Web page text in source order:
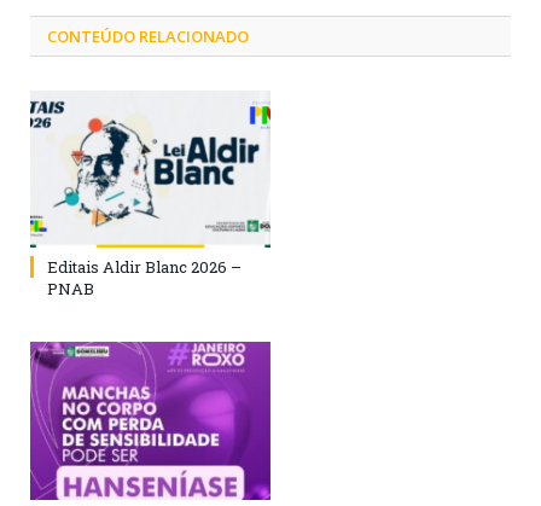
CONTEÚDO RELACIONADO
Editais Aldir Blanc 2026 –
PNAB